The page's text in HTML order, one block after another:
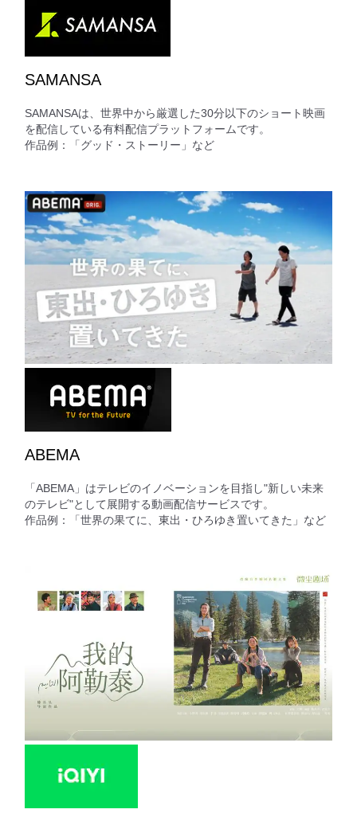
SAMANSA
SAMANSAは、世界中から厳選した30分以下のショート映画
を配信している有料配信プラットフォームです。
作品例：「グッド・ストーリー」など
ABEMA
「ABEMA」はテレビのイノベーションを目指し"新しい未来
のテレビ"として展開する動画配信サービスです。
作品例：「世界の果てに、東出・ひろゆき置いてきた」など